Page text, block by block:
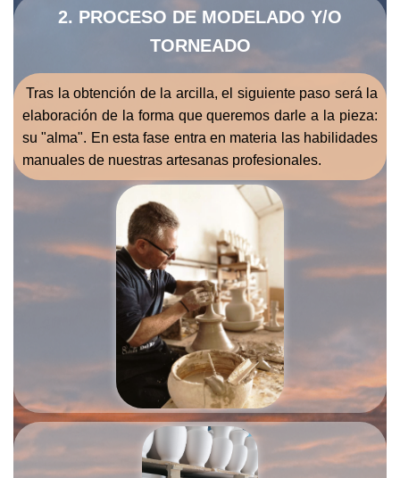
2. PROCESO DE MODELADO Y/O
TORNEADO
Tras la obtención de la arcilla, el siguiente paso será la
elaboración de la forma que queremos darle a la pieza:
su "alma". En esta fase entra en materia las habilidades
manuales de nuestras artesanas profesionales.